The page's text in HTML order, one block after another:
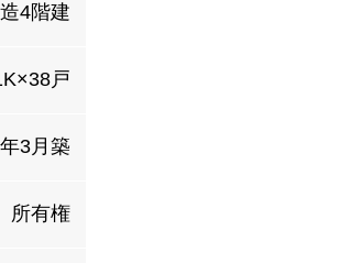
4階建
戸
3月築
所有権